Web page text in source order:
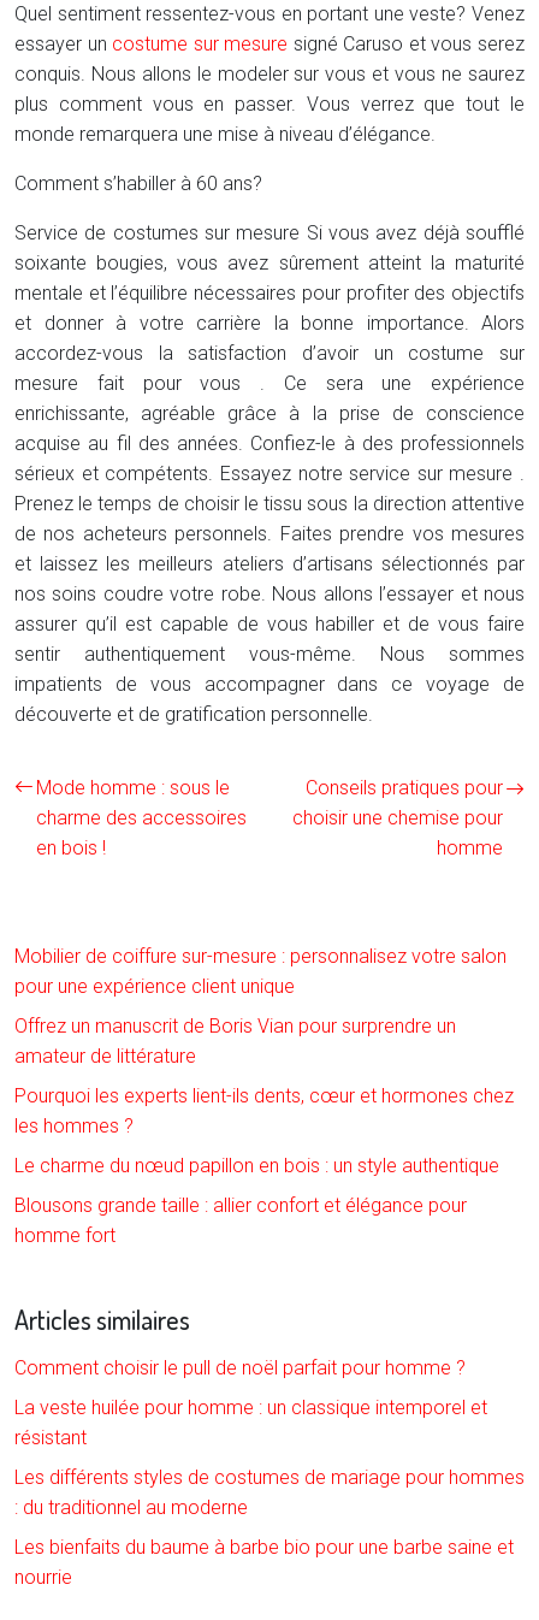
Quel sentiment ressentez-vous en portant une veste? Venez
essayer un costume sur mesure signé Caruso et vous serez
conquis. Nous allons le modeler sur vous et vous ne saurez
plus comment vous en passer. Vous verrez que tout le
monde remarquera une mise à niveau d’élégance.
Comment s’habiller à 60 ans?
Service de costumes sur mesure Si vous avez déjà soufflé
soixante bougies, vous avez sûrement atteint la maturité
mentale et l’équilibre nécessaires pour profiter des objectifs
et donner à votre carrière la bonne importance. Alors
accordez-vous la satisfaction d’avoir un costume sur
mesure fait pour vous . Ce sera une expérience
enrichissante, agréable grâce à la prise de conscience
acquise au fil des années. Confiez-le à des professionnels
sérieux et compétents. Essayez notre service sur mesure .
Prenez le temps de choisir le tissu sous la direction attentive
de nos acheteurs personnels. Faites prendre vos mesures
et laissez les meilleurs ateliers d’artisans sélectionnés par
nos soins coudre votre robe. Nous allons l’essayer et nous
assurer qu’il est capable de vous habiller et de vous faire
sentir authentiquement vous-même. Nous sommes
impatients de vous accompagner dans ce voyage de
découverte et de gratification personnelle.
Mode homme : sous le
charme des accessoires
en bois !
Conseils pratiques pour
choisir une chemise pour
homme
Mobilier de coiffure sur-mesure : personnalisez votre salon
pour une expérience client unique
Offrez un manuscrit de Boris Vian pour surprendre un
amateur de littérature
Pourquoi les experts lient-ils dents, cœur et hormones chez
les hommes ?
Le charme du nœud papillon en bois : un style authentique
Blousons grande taille : allier confort et élégance pour
homme fort
Articles similaires
Comment choisir le pull de noël parfait pour homme ?
La veste huilée pour homme : un classique intemporel et
résistant
Les différents styles de costumes de mariage pour hommes
: du traditionnel au moderne
Les bienfaits du baume à barbe bio pour une barbe saine et
nourrie